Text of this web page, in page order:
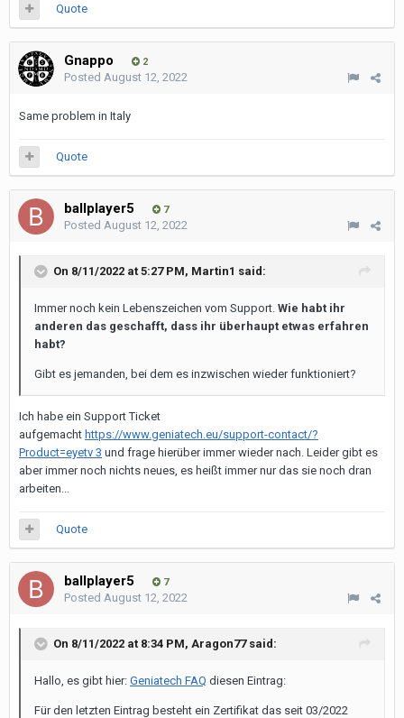
Quote
Gnappo 2
Posted August 12, 2022
Same problem in Italy
Quote
ballplayer5 7
Posted August 12, 2022
On 8/11/2022 at 5:27 PM, Martin1 said:
Immer noch kein Lebenszeichen vom Support. Wie habt ihr
anderen das geschafft, dass ihr überhaupt etwas erfahren
habt?
Gibt es jemanden, bei dem es inzwischen wieder funktioniert?
Ich habe ein Support Ticket
aufgemacht https://www.geniatech.eu/support-contact/?
Product=eyetv 3 und frage hierüber immer wieder nach. Leider gibt es
aber immer noch nichts neues, es heißt immer nur das sie noch dran
arbeiten...
Quote
ballplayer5 7
Posted August 12, 2022
On 8/11/2022 at 8:34 PM, Aragon77said:
Hallo, es gibt hier: Geniatech FAQ diesen Eintrag:
Für den letzten Eintrag besteht ein Zertifikat das seit 03/2022